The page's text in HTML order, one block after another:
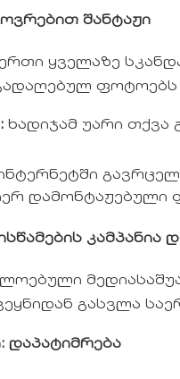
შანტაჟი
ყველაზე
ფოტოებს
ხადიჯამ უარი თქვა
გასვლა
დაპატიმრება